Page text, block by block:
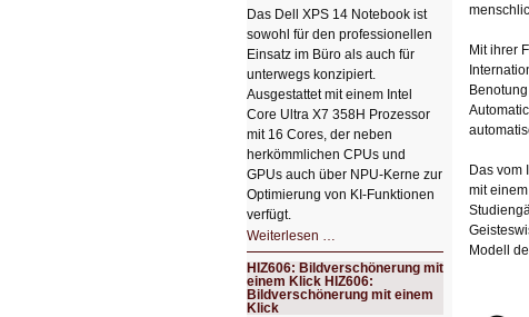
Mit ihrer
Das vom
mit
Modell
Das Dell XPS 14 Notebook ist
sowohl für den professionellen
Einsatz im Büro als auch für
unterwegs konzipiert.
Ausgestattet mit einem Intel
Core Ultra X7 358H Prozessor
mit 16 Cores, der neben
herkömmlichen CPUs und
GPUs auch über NPU-Kerne zur
Optimierung von KI-Funktionen
verfügt.
Weiterlesen …
Schicker
kompakter
Rechenturbo
HIZ606: Bildverschönerung mit
einem Klick HIZ606:
Bildverschönerung mit einem
Klick